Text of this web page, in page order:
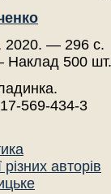
2020. — 296 с.
500
569-434-3
різних авторів